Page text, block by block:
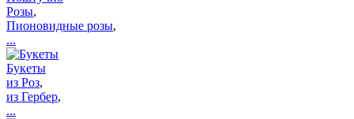
Розы,
Пионовидные розы,
...
Букеты
из Роз,
из Гербер,
...